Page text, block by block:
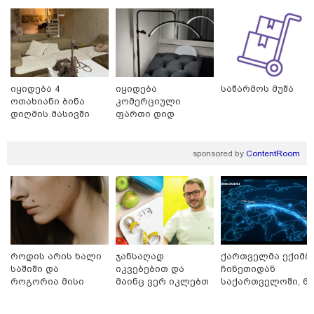
თბილისი - ანტალია 830.20
ლარიდან
თბილისი - ბუდაპეშტი 1609.70
ლარიდან
იყიდება 4
ოთახიანი ბინა
დიღმის მასივში
იყიდება
კომერციული
ფართი დიდ
საწარმოს მუშა
sponsored by ContentRoom
როდის არის ხალი
საშიში და
როგორია მისი
ჯანსაღად
იკვებებით და
მაინც ვერ იკლებთ
ქართველმა
ჩინეთიდან
საქართველოში, 6